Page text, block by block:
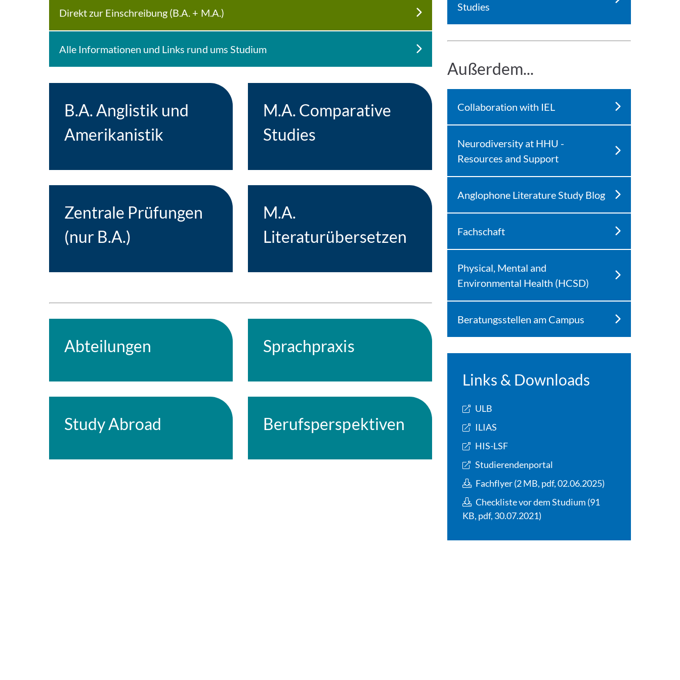
Direkt zur Einschreibung (B.A. + M.A.)
Alle Informationen und Links rund ums Studium
B.A. Anglistik und
Amerikanistik
Zentrale Prüfungen
(nur B.A.)
M.A. Comparative
Studies
M.A.
Literaturübersetzen
Abteilungen
Study Abroad
Sprachpraxis
Berufsperspektiven
Studies
Außerdem...
Collaboration with IEL
Neurodiversity at HHU -
Resources and Support
Anglophone Literature Study Blog
Fachschaft
Physical, Mental and
Environmental Health (HCSD)
Beratungsstellen am Campus
Links & Downloads
ULB
ILIAS
HIS-LSF
Studierendenportal
Fachflyer (2 MB, pdf, 02.06.2025)
Checkliste vor dem Studium (91
KB, pdf, 30.07.2021)